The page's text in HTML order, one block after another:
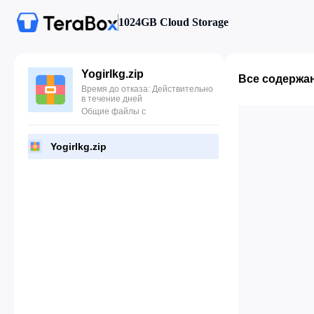
1024GB Cloud Storage
Yogirlkg.zip
Время до отказа: Действительно
в течение дней
Общие файлы с
Yogirlkg.zip
Все